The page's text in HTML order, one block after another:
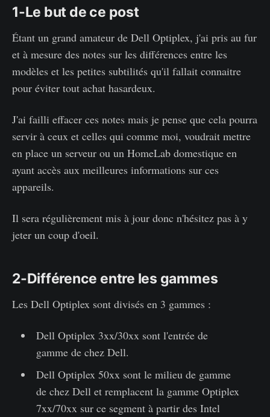
1-Le but de ce post
Étant un grand amateur de Dell Optiplex, j'ai pris au fur
et à mesure des notes sur les différences entre les
modèles et les petites subtilités qu'il fallait connaitre
pour éviter tout achat hasardeux.
J'ai failli effacer ces notes mais je pense que cela pourra
servir à ceux et celles qui comme moi, voudrait mettre
en place un serveur ou un HomeLab domestique en
ayant accès aux meilleures informations sur ces
appareils.
Il sera régulièrement mis à jour donc n'hésitez pas à y
jeter un coup d'oeil.
2-Différence entre les gammes
Les Dell Optiplex sont divisés en 3 gammes :
Dell Optiplex 3xx/30xx sont l'entrée de
gamme de chez Dell.
Dell Optiplex 50xx sont le milieu de gamme
de chez Dell et remplacent la gamme Optiplex
7xx/70xx sur ce segment à partir des Intel